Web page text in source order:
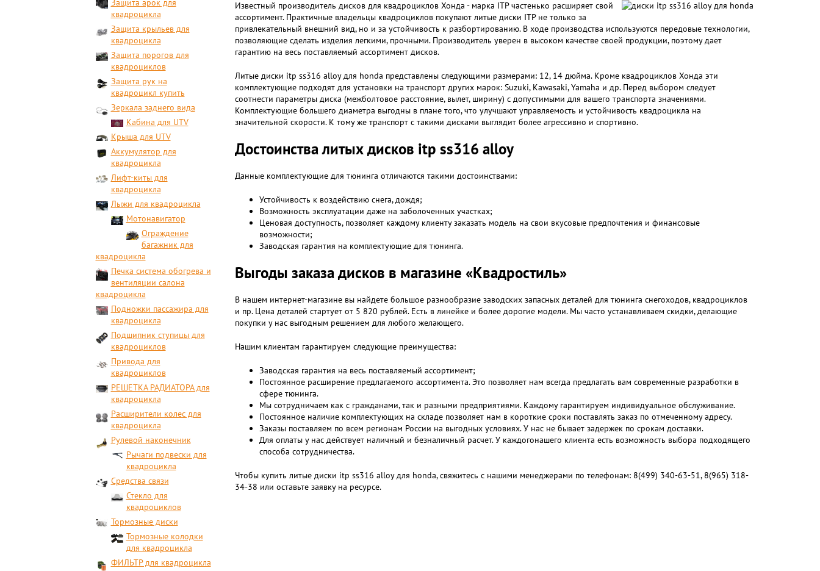
Защита арок для
квадроцикла
Защита крыльев для
квадроцикла
Защита порогов для
квадроциклов
Защита рук на
квадроцикл купить
Зеркала заднего вида
Кабина для UTV
Крыша для UTV
Аккумулятор для
квадроцикла
Лифт-киты для
квадроцикла
Лыжи для квадроцикла
Мотонавигатор
Ограждение
багажник для
квадроцикла
Печка система обогрева и
вентиляции салона
квадроцикла
Подножки пассажира для
квадроцикла
Подшипник ступицы для
квадроциклов
Привода для
квадроциклов
РЕШЕТКА РАДИАТОРА для
квадроцикла
Расширители колес для
квадроцикла
Рулевой наконечник
Рычаги подвески для
квадроцикла
Средства связи
Стекло для
квадроциклов
Тормозные диски
Тормозные колодки
для квадроцикла
ФИЛЬТР для квадроцикла
Известный производитель дисков для квадроциклов Хонда - марка ITP частенько расширяет свой
ассортимент. Практичные владельцы квадроциклов покупают литые диски ITP не только за
привлекательный внешний вид, но и за устойчивость к разбортированию. В ходе производства используются передовые технологии,
позволяющие сделать изделия легкими, прочными. Производитель уверен в высоком качестве своей продукции, поэтому дает
гарантию на весь поставляемый ассортимент дисков.
Литые диски itp ss316 alloy для honda представлены следующими размерами: 12, 14 дюйма. Кроме квадроциклов Хонда эти
комплектующие подходят для установки на транспорт других марок: Suzuki, Kawasaki, Yamaha и др. Перед выбором следует
соотнести параметры диска (межболтовое расстояние, вылет, ширину) с допустимыми для вашего транспорта значениями.
Комплектующие большего диаметра выгодны в плане того, что улучшают управляемость и устойчивость квадроцикла на
значительной скорости. К тому же транспорт с такими дисками выглядит более агрессивно и спортивно.
Достоинства литых дисков itp ss316 alloy
Данные комплектующие для тюнинга отличаются такими достоинствами:
Устойчивость к воздействию снега, дождя;
Возможность эксплуатации даже на заболоченных участках;
Ценовая доступность, позволяет каждому клиенту заказать модель на свои вкусовые предпочтения и финансовые
возможности;
Заводская гарантия на комплектующие для тюнинга.
Выгоды заказа дисков в магазине «Квадростиль»
В нашем интернет-магазине вы найдете большое разнообразие заводских запасных деталей для тюнинга снегоходов, квадроциклов
и пр. Цена деталей стартует от 5 820 рублей. Есть в линейке и более дорогие модели. Мы часто устанавливаем скидки, делающие
покупки у нас выгодным решением для любого желающего.
Нашим клиентам гарантируем следующие преимущества:
Заводская гарантия на весь поставляемый ассортимент;
Постоянное расширение предлагаемого ассортимента. Это позволяет нам всегда предлагать вам современные разработки в
сфере тюнинга.
Мы сотрудничаем как с гражданами, так и разными предприятиями. Каждому гарантируем индивидуальное обслуживание.
Постоянное наличие комплектующих на складе позволяет нам в короткие сроки поставлять заказ по отмеченному адресу.
Заказы поставляем по всем регионам России на выгодных условиях. У нас не бывает задержек по срокам доставки.
Для оплаты у нас действует наличный и безналичный расчет. У каждогонашего клиента есть возможность выбора подходящего
способа сотрудничества.
Чтобы купить литые диски itp ss316 alloy для honda, свяжитесь с нашими менеджерами по телефонам: 8(499) 340-63-51, 8(965) 318-
34-38 или оставьте заявку на ресурсе.